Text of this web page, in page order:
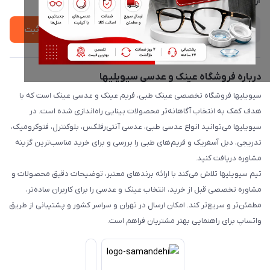
ثبت
درباره فروشگاه عینک و عدسی سیویلیها
سیویلیها فروشگاه تخصصی عینک طبی، فریم عینک و عدسی عینک است که با
هدف کمک به انتخاب آگاهانه‌تر محصولات بینایی راه‌اندازی شده است. در
سیویلیها می‌توانید انواع عدسی طبی، عدسی آنتی‌رفلکس، بلوکنترل، فتوکرومیک،
تدریجی، دبل آسفریک و فریم‌های طبی را بررسی و برای خرید مناسب‌ترین گزینه
مشاوره دریافت کنید.
تیم سیویلیها تلاش می‌کند با ارائه برندهای معتبر، توضیحات دقیق محصولات و
مشاوره تخصصی قبل از خرید، انتخاب عینک و عدسی را برای کاربران ساده‌تر،
مطمئن‌تر و سریع‌تر کند. امکان ارسال در تهران و سراسر کشور و پشتیبانی از طریق
واتساپ برای راهنمایی بهتر مشتریان فراهم است.